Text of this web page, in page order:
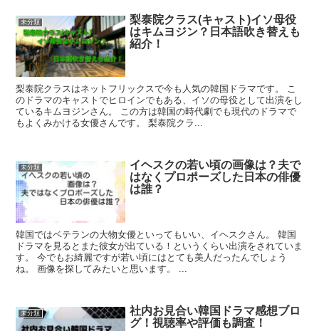
未分類
梨泰院クラス(キャスト)イソ母役
はキムヨジン？日本語吹き替えも
紹介！
梨泰院クラスはネットフリックスで今も人気の韓国ドラマです。 こ
のドラマのキャストでヒロインでもある、イソの母役として出演をし
ているキムヨジンさん。 この方は韓国の時代劇でも現代のドラマで
もよくみかける女優さんです。 梨泰院クラ...
未分類
イヘスクの若い頃の画像は？夫で
はなくプロポーズした日本の俳優
は誰？
韓国ではベテランの大物女優といってもいい、イヘスクさん。 韓国
ドラマを見るとまた彼女が出ている！というくらい出演をされていま
す。 今でもお綺麗ですが若い頃にはとても美人だったんでしょう
ね。 画像を探してみたいと思います。 ...
未分類
社内お見合い韓国ドラマ感想ブロ
グ！視聴率や評価も調査！